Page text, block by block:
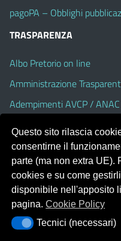
pagoPA – Obblighi
TRASPARENZA
Albo Pretorio on line
Amministrazione
Adempimenti AVCP / ANAC
Accesso Civico
Dichiarazione di accessibilità
Portale realizzato con la
Template Italia configurato sul
(Alioth)
Questo sito rilascia
consentirne il
parte (ma non extra UE).
cookies e su come
disponibile nell'apposito
pagina.Cookie Policy
Tecnici (necessari)
Tecnici (necessari)